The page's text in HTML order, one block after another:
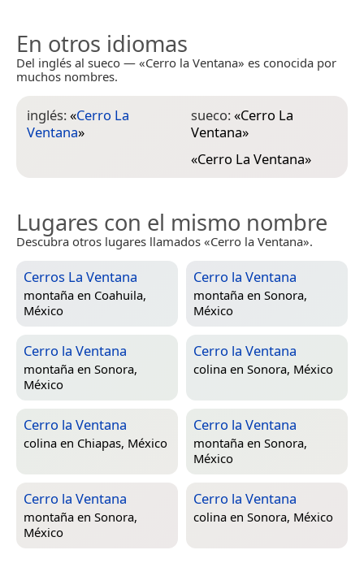
En otros idiomas
Del inglés al sueco — «Cerro la Ventana» es conocida por
muchos nombres.
inglés:«Cerro La
Ventana»
sueco:«Cerro La
Ventana»
«Cerro La Ventana»
Lugares con el mismo nombre
Descubra otros lugares llamados «Cerro la Ventana».
Cerros La Ventana
montaña en Coahuila,
México
Cerro la Ventana
montaña en Sonora,
México
Cerro la Ventana
montaña en Sonora,
México
Cerro la Ventana
colina en Sonora, México
Cerro la Ventana
colina en Chiapas, México
Cerro la Ventana
montaña en Sonora,
México
Cerro la Ventana
montaña en Sonora,
México
Cerro la Ventana
colina en Sonora, México